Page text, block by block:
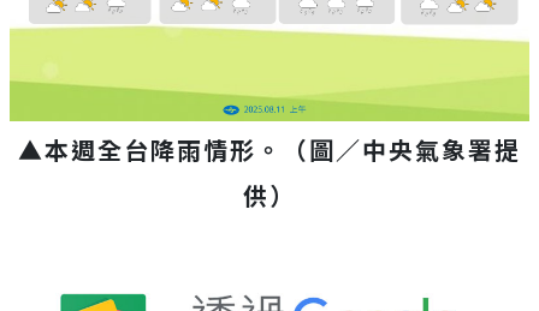
▲本週全台降雨情形。（圖／中央氣象署提
供）